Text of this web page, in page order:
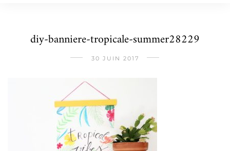
diy-banniere-tropicale-summer28229
30 JUIN 2017